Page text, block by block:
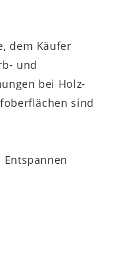
dem Käufer
und
bei Holz-
sind